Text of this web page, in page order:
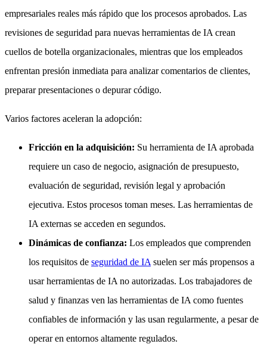
empresariales reales más rápido que los procesos aprobados. Las
revisiones de seguridad para nuevas herramientas de IA crean
cuellos de botella organizacionales, mientras que los empleados
enfrentan presión inmediata para analizar comentarios de clientes,
preparar presentaciones o depurar código.
Varios factores aceleran la adopción:
Fricción en la adquisición: Su herramienta de IA aprobada
requiere un caso de negocio, asignación de presupuesto,
evaluación de seguridad, revisión legal y aprobación
ejecutiva. Estos procesos toman meses. Las herramientas de
IA externas se acceden en segundos.
Dinámicas de confianza: Los empleados que comprenden
los requisitos de seguridad de IA suelen ser más propensos a
usar herramientas de IA no autorizadas. Los trabajadores de
salud y finanzas ven las herramientas de IA como fuentes
confiables de información y las usan regularmente, a pesar de
operar en entornos altamente regulados.